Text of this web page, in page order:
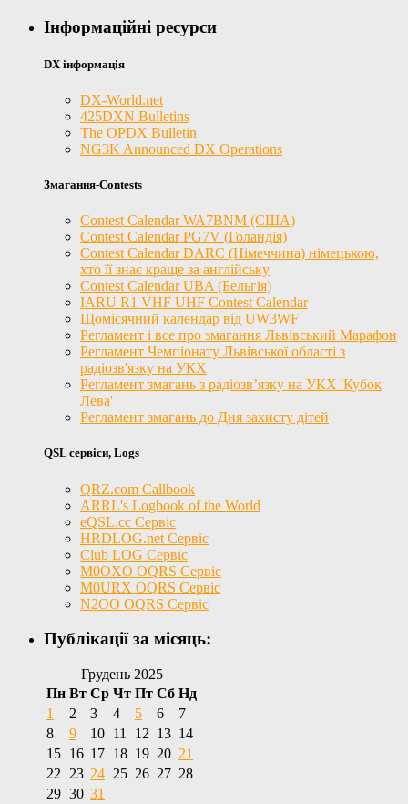
Інформаційні ресурси
DX інформація
DX-World.net
425DXN Bulletins
The OPDX Bulletin
NG3K Announced DX Operations
Змагання-Contests
Contest Calendar WA7BNM (США)
Contest Calendar PG7V (Голандія)
Contest Calendar DARC (Німеччина) німецькою,
хто її знає краще за англійську
Contest Calendar UBA (Бельгія)
IARU R1 VHF UHF Contest Calendar
Щомісячний календар від UW3WF
Регламент і все про змагання Львівський Марафон
Регламент Чемпіонату Львівської області з
радіозв'язку на УКХ
Регламент змагань з радіозв’язку на УКХ 'Кубок
Лева'
Регламент змагань до Дня захисту дітей
QSL сервіси, Logs
QRZ.com Callbook
ARRL's Logbook of the World
eQSL.cc Сервіс
HRDLOG.net Сервіс
Club LOG Сервіс
M0OXO OQRS Сервіс
M0URX OQRS Сервіс
N2OO OQRS Сервіс
Публікації за місяць:
Грудень 2025
Пн Вт Ср Чт Пт Сб Нд
1
2 3 4 5 6
7
8
9 10 11 12 13 14
15 16 17 18 19 20 21
22
23 24 25 26 27 28
29 30 31